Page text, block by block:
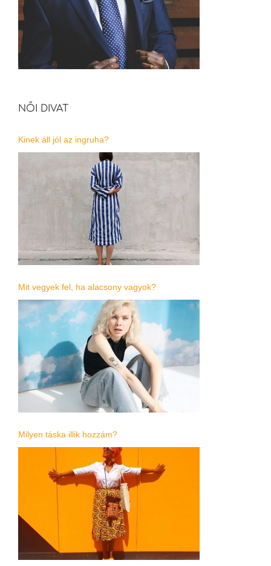
NŐI DIVAT
Kinek áll jól az ingruha?
Mit vegyek fel, ha alacsony vagyok?
Milyen táska illik hozzám?